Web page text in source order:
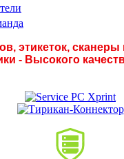
этикеток,
- Высокого